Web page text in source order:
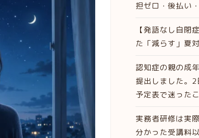
担ゼロ・後払い
【発語なし自閉
た「減らす」夏
認知症の親の成
提出しました。
予定表で迷った
実務者研修は実
分かった受講料